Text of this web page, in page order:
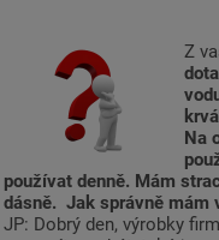
Z
Na
používat denně. Mám
dásně. Jak správně mám
JP: Dobrý den, výrobky